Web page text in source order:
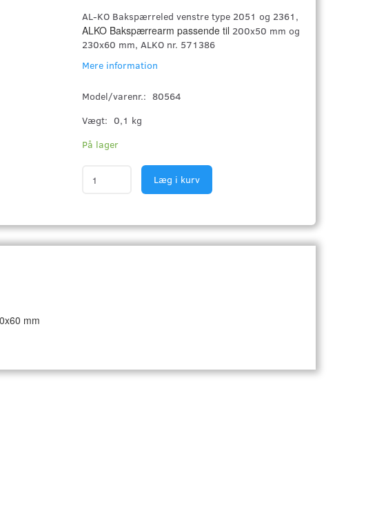
AL-KO Bakspærreled venstre type 2051 og 2361,
ALKO Bakspærrearm passende til 200x50 mm og
230x60 mm, ALKO nr. 571386
Mere information
Model/varenr.: 80564
Vægt: 0,1 kg
På lager
Læg i kurv
mm